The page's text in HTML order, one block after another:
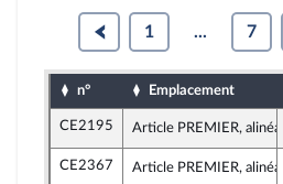
1 ... 7
n° Emplacement
CE2195 Article PREMIER, alinéa
CE2367 Article PREMIER, alinéa